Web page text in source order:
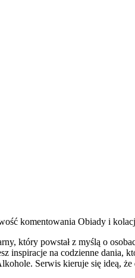
komentowania Obiady i
który powstał z myślą o
inspiracje na codzienne dania,
Serwis kieruje się ideą,